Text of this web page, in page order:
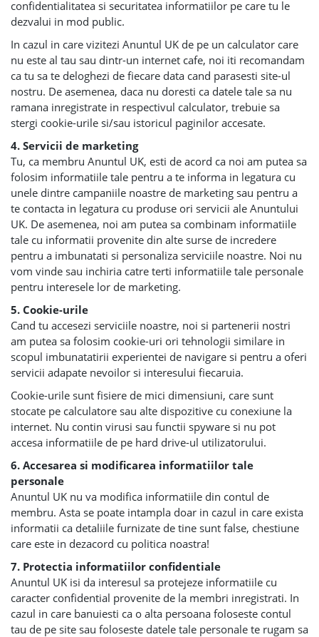
confidentialitatea si securitatea informatiilor pe care tu le
dezvalui in mod public.
In cazul in care vizitezi Anuntul UK de pe un calculator care
nu este al tau sau dintr-un internet cafe, noi iti recomandam
ca tu sa te deloghezi de fiecare data cand parasesti site-ul
nostru. De asemenea, daca nu doresti ca datele tale sa nu
ramana inregistrate in respectivul calculator, trebuie sa
stergi cookie-urile si/sau istoricul paginilor accesate.
4. Servicii de marketing
Tu, ca membru Anuntul UK, esti de acord ca noi am putea sa
folosim informatiile tale pentru a te informa in legatura cu
unele dintre campaniile noastre de marketing sau pentru a
te contacta in legatura cu produse ori servicii ale Anuntului
UK. De asemenea, noi am putea sa combinam informatiile
tale cu informatii provenite din alte surse de incredere
pentru a imbunatati si personaliza serviciile noastre. Noi nu
vom vinde sau inchiria catre terti informatiile tale personale
pentru interesele lor de marketing.
5. Cookie-urile
Cand tu accesezi serviciile noastre, noi si partenerii nostri
am putea sa folosim cookie-uri ori tehnologii similare in
scopul imbunatatirii experientei de navigare si pentru a oferi
servicii adapate nevoilor si interesului fiecaruia.
Cookie-urile sunt fisiere de mici dimensiuni, care sunt
stocate pe calculatore sau alte dispozitive cu conexiune la
internet. Nu contin virusi sau functii spyware si nu pot
accesa informatiile de pe hard drive-ul utilizatorului.
6. Accesarea si modificarea informatiilor tale
personale
Anuntul UK nu va modifica informatiile din contul de
membru. Asta se poate intampla doar in cazul in care exista
informatii ca detaliile furnizate de tine sunt false, chestiune
care este in dezacord cu politica noastra!
7. Protectia informatiilor confidentiale
Anuntul UK isi da interesul sa protejeze informatiile cu
caracter confidential provenite de la membri inregistrati. In
cazul in care banuiesti ca o alta persoana foloseste contul
tau de pe site sau foloseste datele tale personale te rugam sa